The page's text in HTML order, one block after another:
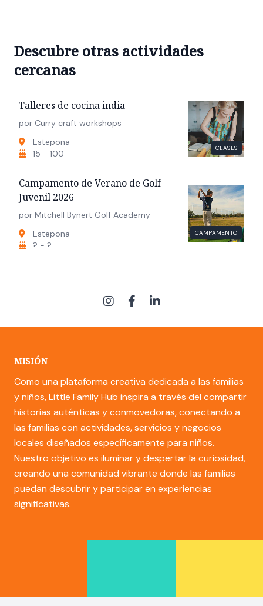
Descubre otras actividades
cercanas
CLASES
Talleres de cocina india
por Curry craft workshops
Estepona
15 - 100
CAMPAMENTO
Campamento de Verano de Golf
Juvenil 2026
por Mitchell Bynert Golf Academy
Estepona
? - ?
MISIÓN
Como una plataforma creativa dedicada a las familias
y niños, Little Family Hub inspira a través del compartir
historias auténticas y conmovedoras, conectando a
las familias con actividades, servicios y negocios
locales diseñados específicamente para niños.
Nuestro objetivo es iluminar y despertar la curiosidad,
creando una comunidad vibrante donde las familias
puedan descubrir y participar en experiencias
significativas.